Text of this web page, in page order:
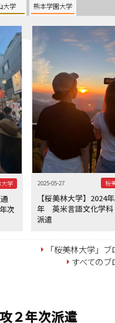
大学 熊本学園大学
学
次
2025-05-27 桜
【桜美林大学】2024
年 英米言語文化学科
派遣
「桜美林大学」
すべてのブ
２年次派遣